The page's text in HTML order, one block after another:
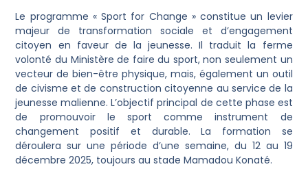
Le programme « Sport for Change » constitue un levier
majeur de transformation sociale et d’engagement
citoyen en faveur de la jeunesse. Il traduit la ferme
volonté du Ministère de faire du sport, non seulement un
vecteur de bien-être physique, mais, également un outil
de civisme et de construction citoyenne au service de la
jeunesse malienne. L’objectif principal de cette phase est
de promouvoir le sport comme instrument de
changement positif et durable. La formation se
déroulera sur une période d’une semaine, du 12 au 19
décembre 2025, toujours au stade Mamadou Konaté.